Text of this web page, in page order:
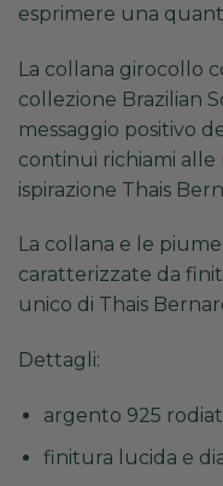
esprimere una
La collana girocollo
collezione Brazilian
messaggio positivo
continui richiami
ispirazione Thais
La collana e le
caratterizzate da
unico di Thais
Dettagli:
argento 925
finitura lucida e